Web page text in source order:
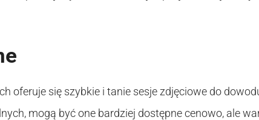
oferuje się szybkie i tanie sesje zdjęciowe do
mogą być one bardziej dostępne cenowo, ale